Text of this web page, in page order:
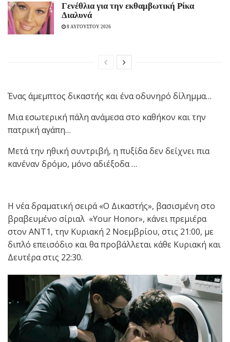
Γενέθλια για την εκθαμβωτική Ρίκα
Διαλυνά
8 ΑΥΓΟΥΣΤΟΥ 2026
Ένας άμεμπτος δικαστής και ένα οδυνηρό δίλημμα…
Μια εσωτερική πάλη ανάμεσα στο καθήκον και την
πατρική αγάπη…
Μετά την ηθική συντριβή, η πυξίδα δεν δείχνει πια
κανέναν δρόμο, μόνο αδιέξοδα …
Η νέα δραματική σειρά «Ο Δικαστής», βασισμένη στο
βραβευμένο σίριαλ «Your Honor», κάνει πρεμιέρα
στον ΑΝΤ1, την Κυριακή 2 Νοεμβρίου, στις 21:00, με
διπλό επεισόδιο και θα προβάλλεται κάθε Κυριακή και
Δευτέρα στις 22:30.